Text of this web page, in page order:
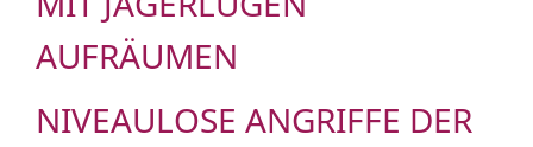
AUFRÄUMEN
NIVEAULOSE ANGRIFFE DER